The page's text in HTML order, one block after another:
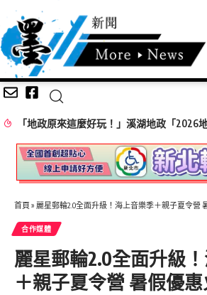
首頁 » 麗星郵輪2.0全面升級！海上音樂季＋親子夏令營
合作媒體
麗星郵輪2.0全面升級
＋親子夏令營 暑假優